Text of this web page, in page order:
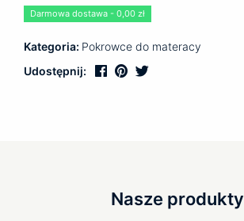
Darmowa dostawa - 0,00 zł
Kategoria: Pokrowce do materacy
Udostępnij:
Nasze produkty